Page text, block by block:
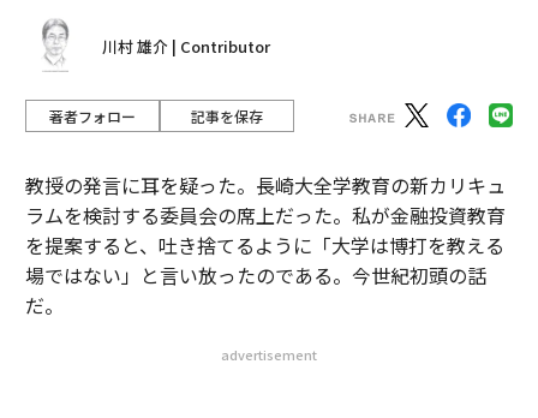
川村 雄介 | Contributor
著者フォロー 記事を保存
教授の発言に耳を疑った。長崎大全学教育の新カリキュ
ラムを検討する委員会の席上だった。私が金融投資教育
を提案すると、吐き捨てるように「大学は博打を教える
場ではない」と言い放ったのである。今世紀初頭の話
だ。
advertisement